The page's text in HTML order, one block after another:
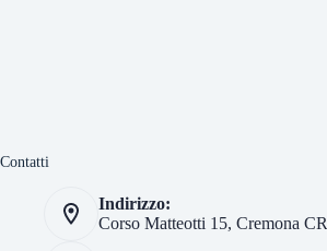
Contatti
Indirizzo:
Corso Matteotti 15, Cremona CR